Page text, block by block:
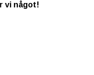
vi något!